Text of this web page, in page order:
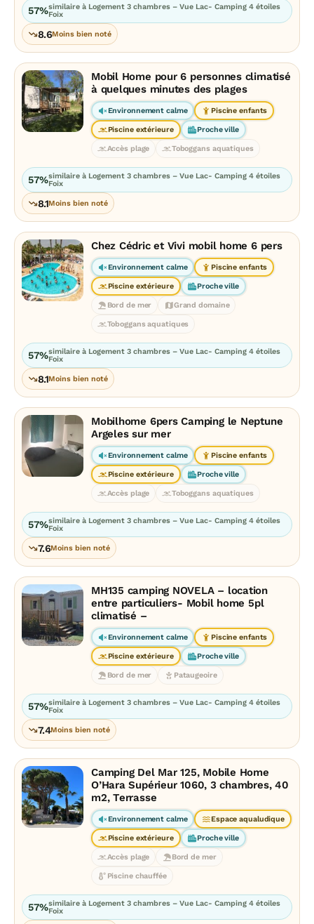
57%similaire à Logement 3 chambres – Vue Lac- Camping 4 étoiles
Foix
8.6Moins bien noté
Mobil Home pour 6 personnes climatisé
à quelques minutes des plages
Environnement calme Piscine enfants
Piscine extérieure Proche ville
Accès plage Toboggans aquatiques
57%similaire à Logement 3 chambres – Vue Lac- Camping 4 étoiles
Foix
8.1Moins bien noté
Chez Cédric et Vivi mobil home 6 pers
Environnement calme Piscine enfants
Piscine extérieure Proche ville
Bord de mer Grand domaine
Toboggans aquatiques
57%similaire à Logement 3 chambres – Vue Lac- Camping 4 étoiles
Foix
8.1Moins bien noté
Mobilhome 6pers Camping le Neptune
Argeles sur mer
Environnement calme Piscine enfants
Piscine extérieure Proche ville
Accès plage Toboggans aquatiques
57%similaire à Logement 3 chambres – Vue Lac- Camping 4 étoiles
Foix
7.6Moins bien noté
MH135 camping NOVELA – location
entre particuliers- Mobil home 5pl
climatisé –
Environnement calme Piscine enfants
Piscine extérieure Proche ville
Bord de mer Pataugeoire
57%similaire à Logement 3 chambres – Vue Lac- Camping 4 étoiles
Foix
7.4Moins bien noté
Camping Del Mar 125, Mobile Home
O’Hara Supérieur 1060, 3 chambres, 40
m2, Terrasse
Environnement calme Espace aqualudique
Piscine extérieure Proche ville
Accès plage Bord de mer
Piscine chauffée
57%similaire à Logement 3 chambres – Vue Lac- Camping 4 étoiles
Foix